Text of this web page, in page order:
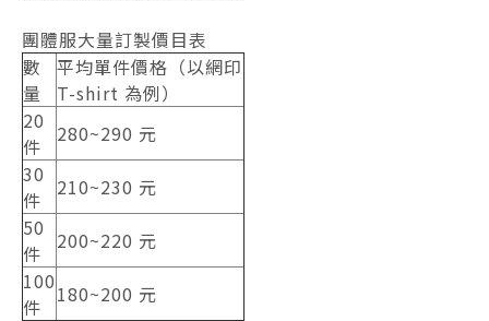
團體服大量訂製價目表
數
量
平均單件價格（以網印
T-shirt 為例）
20
件
280~290 元
30
件
210~230 元
50
件
200~220 元
100
件
180~200 元